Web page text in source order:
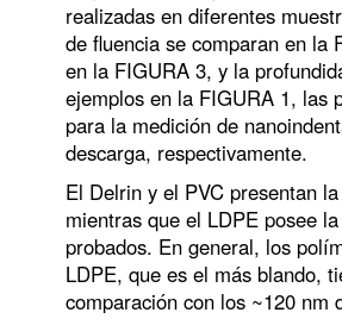
realizadas en diferentes
de fluencia se comparan en la
en la FIGURA 3, y la
ejemplos en la FIGURA 1, las
para la medición de
descarga, respectivamente.
El Delrin y el PVC presentan
mientras que el LDPE posee
probados. En general, los
LDPE, que es el más blando,
comparación con los ~120 nm